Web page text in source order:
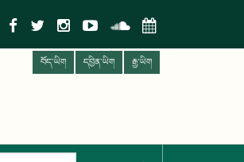
བོད་ཡིག དབྱིན་ཡིག རྒྱ་ཡིག